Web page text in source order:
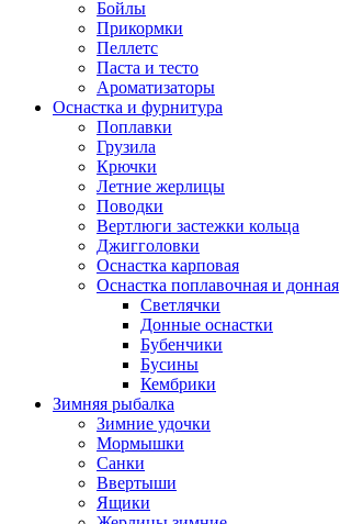
Бойлы
Прикормки
Пеллетс
Паста и тесто
Ароматизаторы
Оснастка и фурнитура
Поплавки
Грузила
Крючки
Летние жерлицы
Поводки
Вертлюги застежки кольца
Джигголовки
Оснастка карповая
Оснастка поплавочная и донная
Светлячки
Донные оснастки
Бубенчики
Бусины
Кембрики
Зимняя рыбалка
Зимние удочки
Мормышки
Санки
Ввертыши
Ящики